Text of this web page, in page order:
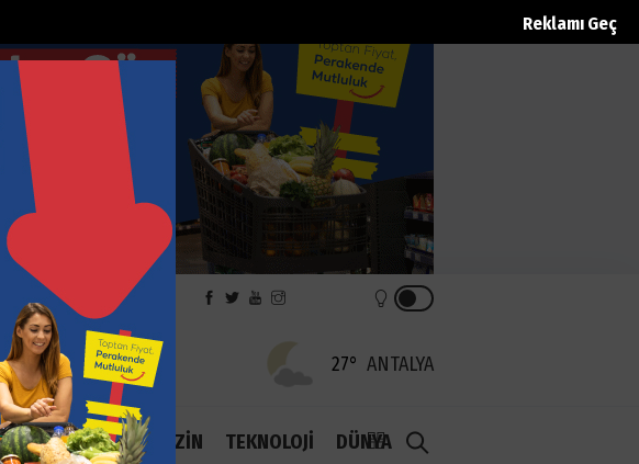
Reklamı Geç
ALTIN
6966.2
ÇEYREK
4491.1
27° ANTALYA
SİYASET MAGAZİN TEKNOLOJİ DÜNYA